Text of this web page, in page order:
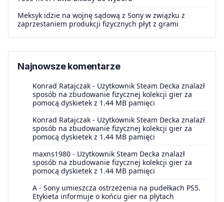
Meksyk idzie na wojnę sądową z Sony w związku z
zaprzestaniem produkcji fizycznych płyt z grami
Najnowsze komentarze
Konrad Ratajczak - Użytkownik Steam Decka znalazł
sposób na zbudowanie fizycznej kolekcji gier za
pomocą dyskietek z 1.44 MB pamięci
Konrad Ratajczak - Użytkownik Steam Decka znalazł
sposób na zbudowanie fizycznej kolekcji gier za
pomocą dyskietek z 1.44 MB pamięci
maxns1980 - Użytkownik Steam Decka znalazł
sposób na zbudowanie fizycznej kolekcji gier za
pomocą dyskietek z 1.44 MB pamięci
A - Sony umieszcza ostrzeżenia na pudełkach PS5.
Etykieta informuje o końcu gier na płytach